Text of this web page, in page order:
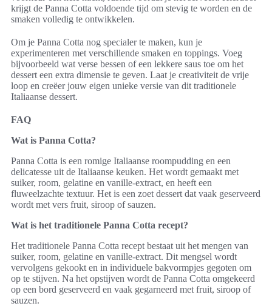
krijgt de Panna Cotta voldoende tijd om stevig te worden en de
smaken volledig te ontwikkelen.
Om je Panna Cotta nog specialer te maken, kun je
experimenteren met verschillende smaken en toppings. Voeg
bijvoorbeeld wat verse bessen of een lekkere saus toe om het
dessert een extra dimensie te geven. Laat je creativiteit de vrije
loop en creëer jouw eigen unieke versie van dit traditionele
Italiaanse dessert.
FAQ
Wat is Panna Cotta?
Panna Cotta is een romige Italiaanse roompudding en een
delicatesse uit de Italiaanse keuken. Het wordt gemaakt met
suiker, room, gelatine en vanille-extract, en heeft een
fluweelzachte textuur. Het is een zoet dessert dat vaak geserveerd
wordt met vers fruit, siroop of sauzen.
Wat is het traditionele Panna Cotta recept?
Het traditionele Panna Cotta recept bestaat uit het mengen van
suiker, room, gelatine en vanille-extract. Dit mengsel wordt
vervolgens gekookt en in individuele bakvormpjes gegoten om
op te stijven. Na het opstijven wordt de Panna Cotta omgekeerd
op een bord geserveerd en vaak gegarneerd met fruit, siroop of
sauzen.